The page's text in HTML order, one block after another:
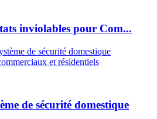
inviolables pour Com...
de sécurité domestique